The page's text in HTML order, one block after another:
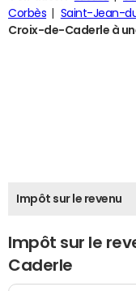
Corbès
Saint-Jean-
Croix-de-Caderle à
Impôt sur le revenu
Impôt sur le
Caderle